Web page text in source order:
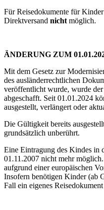
Für Reisedokumente für
Direktversand nicht möglich.
ÄNDERUNG ZUM
Mit dem Gesetz zur
des ausländerrechtlichen
veröffentlicht wurde, wurde
abgeschafft. Seit 01.01.2024
ausgestellt, verlängert oder
Die Gültigkeit bereits
grundsätzlich unberührt.
Eine Eintragung des Kindes in
01.11.2007 nicht mehr
aufgrund einer europäischen
Insofern benötigen Kinder (ab
Fall ein eigenes